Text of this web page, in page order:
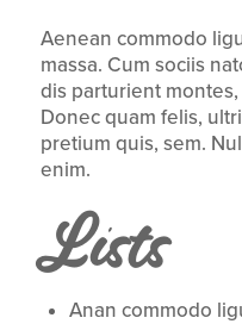
Aenean commodo
massa. Cum sociis
dis parturient
Donec quam felis,
pretium quis, sem.
enim.
Lists
Anan commodo